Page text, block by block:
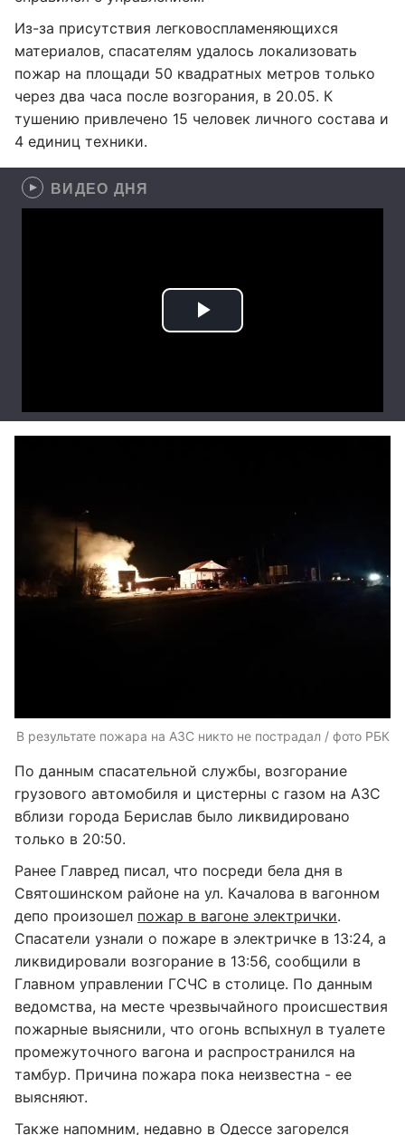
Из-за присутствия легковоспламеняющихся
материалов, спасателям удалось локализовать
пожар на площади 50 квадратных метров только
через два часа после возгорания, в 20.05. К
тушению привлечено 15 человек личного состава и
4 единиц техники.
ВИДЕО ДНЯ
В результате пожара на АЗС никто не пострадал / фото РБК
По данным спасательной службы, возгорание
грузового автомобиля и цистерны с газом на АЗС
вблизи города Берислав было ликвидировано
только в 20:50.
Ранее Главред писал, что посреди бела дня в
Святошинском районе на ул. Качалова в вагонном
депо произошел пожар в вагоне электрички.
Спасатели узнали о пожаре в электричке в 13:24, а
ликвидировали возгорание в 13:56, сообщили в
Главном управлении ГСЧС в столице. По данным
ведомства, на месте чрезвычайного происшествия
пожарные выяснили, что огонь вспыхнул в туалете
промежуточного вагона и распространился на
тамбур. Причина пожара пока неизвестна - ее
выясняют.
Также напомним, недавно в Одессе загорелся